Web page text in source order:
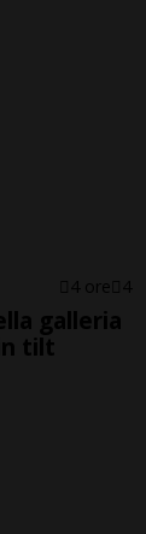
4 ore 4
galleria
tilt